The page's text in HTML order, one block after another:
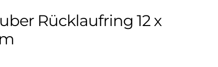
Rücklaufring 12 x